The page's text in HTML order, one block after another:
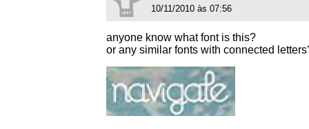
10/11/2010 às 07:56
anyone know what font is this?
or any similar fonts with connected